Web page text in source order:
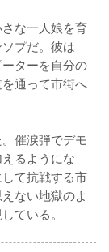
な一人娘を育
プだ。彼は
ターを自分の
通って市街へ
催涙弾でデモ
るようにな
て抗戦する市
ない地獄のよ